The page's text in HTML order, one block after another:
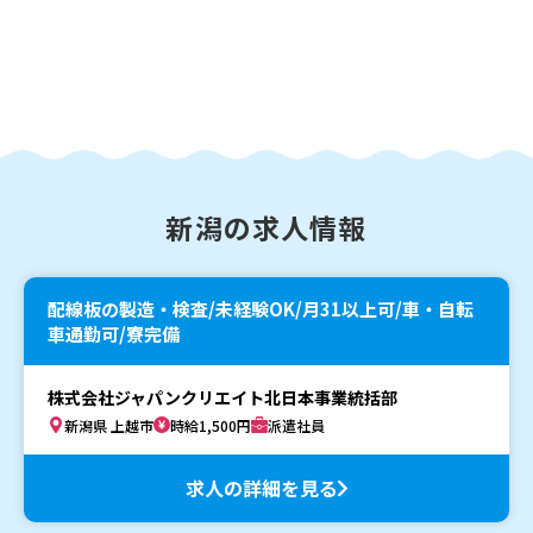
新潟の求人情報
配線板の製造・検査/未経験OK/月31以上可/車・自転
車通勤可/寮完備
株式会社ジャパンクリエイト北日本事業統括部
新潟県 上越市 時給1,500円 派遣社員
求人の詳細を見る